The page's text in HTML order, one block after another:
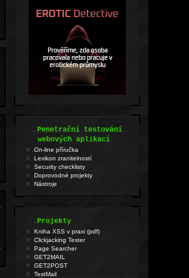
.Penetrační testování
webových aplikací
On-line příručka
Lexikon zranitelností
Security checklisty
Doprovodné projekty
Nástroje
.Projekty
Kniha XSS v praxi (pdf)
Clickjacking Tester
Page Searcher
GET2MAIL
GET2POST
TestMail